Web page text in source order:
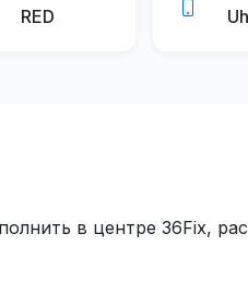
RED
в центре 36Fix,